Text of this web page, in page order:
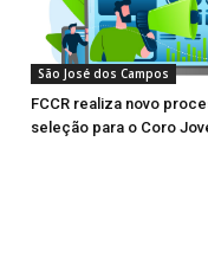
São José dos Campos
FCCR realiza novo
seleção para o Coro